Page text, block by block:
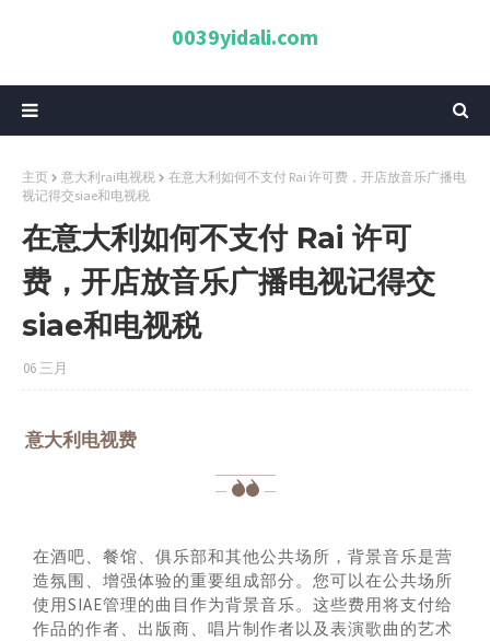
0039yidali.com
主页 意大利rai电视税
在意大利如何不支付 Rai 许可费，开店放音乐广播电
视记得交siae和电视税
在意大利如何不支付 Rai 许可
费，开店放音乐广播电视记得交
siae和电视税
06 三月
意大利电视费
在酒吧、餐馆、俱乐部和其他公共场所，背景音乐是营
造氛围、增强体验的重要组成部分。您可以在公共场所
使用SIAE管理的曲目作为背景音乐。这些费用将支付给
作品的作者、出版商、唱片制作者以及表演歌曲的艺术